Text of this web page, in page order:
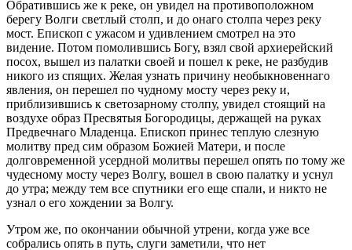
Обратившись же к реке, он увидел на противоположном
берегу Волги светлый столп, и до онаго столпа через реку
мост. Епископ с ужасом и удивлением смотрел на это
видение. Потом помолившись Богу, взял свой архиерейский
посох, вышел из палатки своей и пошел к реке, не разбудив
никого из спящих. Желая узнать причину необыкновеннаго
явления, он перешел по чудному мосту через реку и,
приблизившись к светозарному столпу, увидел стоящий на
воздухе образ Пресвятыя Богородицы, держащей на руках
Предвечнаго Младенца. Епископ принес теплую слезную
молитву пред сим образом Божией Матери, и после
долговременной усердной молитвы перешел опять по тому же
чудесному мосту через Волгу, вошел в свою палатку и уснул
до утра; между тем все спутники его еще спали, и никто не
узнал о его хождении за Волгу.
Утром же, по окончании обычной утрени, когда уже все
собрались опять в путь, слуги заметили, что нет